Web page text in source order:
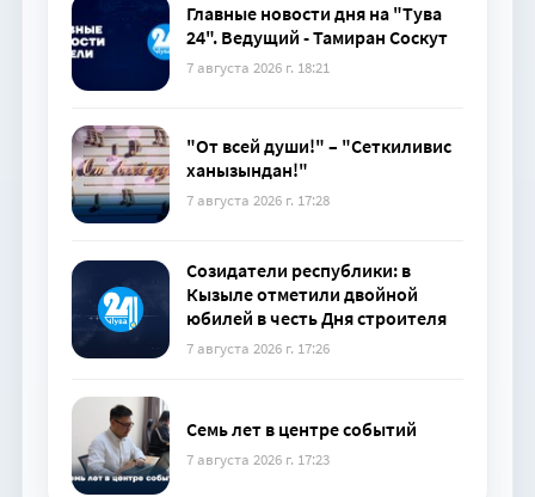
Главные новости дня на "Тува
24". Ведущий - Тамиран Соскут
7 августа 2026 г. 18:21
"От всей души!" – "Сеткиливис
ханызындан!"
7 августа 2026 г. 17:28
Созидатели республики: в
Кызыле отметили двойной
юбилей в честь Дня строителя
7 августа 2026 г. 17:26
Семь лет в центре событий
7 августа 2026 г. 17:23